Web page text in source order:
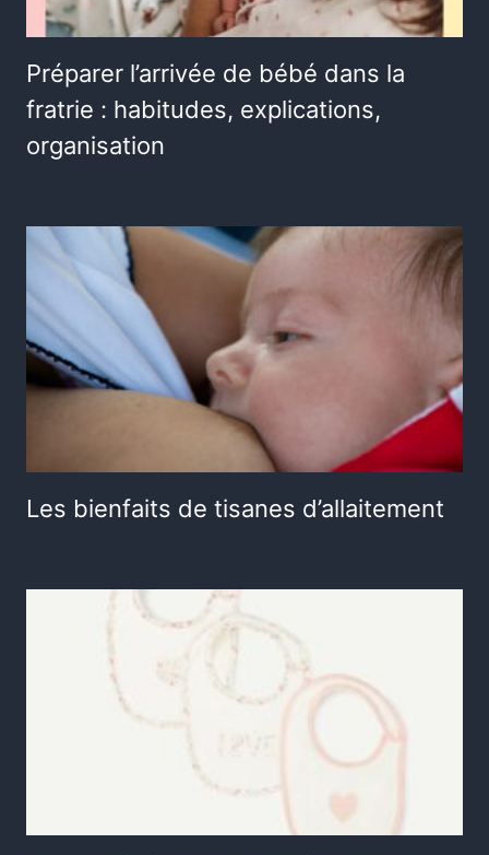
Préparer l’arrivée de bébé dans la
fratrie : habitudes, explications,
organisation
Les bienfaits de tisanes d’allaitement